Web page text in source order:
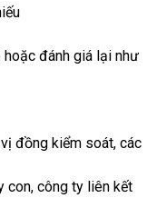
đánh giá lại như
đồng kiểm soát, các
con, công ty liên kết